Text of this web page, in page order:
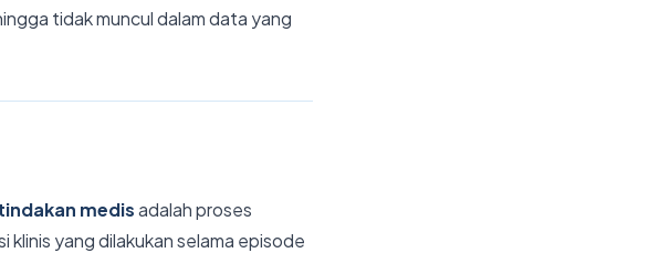
tidak muncul dalam data yang
medisadalah proses
yang dilakukan selama episode